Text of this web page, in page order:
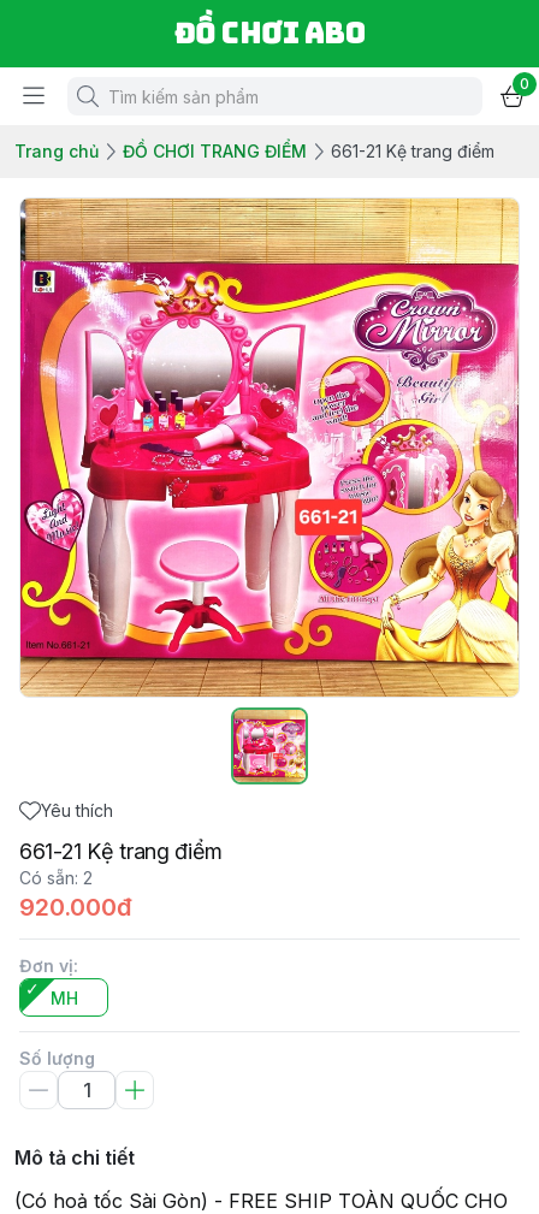
Đồ chơi ABO
0
Trang chủ ĐỒ CHƠI TRANG ĐIỂM 661-21 Kệ trang điểm
Yêu thích
661-21 Kệ trang điểm
Có sẵn: 2
920.000đ
Đơn vị:
MH
Số lượng
Mô tả chi tiết
(Có hoả tốc Sài Gòn) - FREE SHIP TOÀN QUỐC CHO